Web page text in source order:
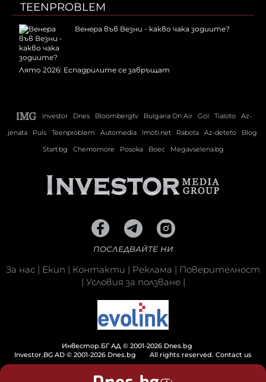
TEENPROBLEM
Венера във Везни - какво чака зодиите?
Лято 2026: Еспадрилите се завръщат
Investor Dnes Bloombergtv Bulgaria On Air Gol Tialoto
Az-
jenata
Puls Teenproblem Automedia Imoti.net Rabota Az-deteto
Blog
Start.bg
Chernomore Posoka Boec Megavselena.bg
ПОСЛЕДВАЙТЕ НИ
За нас | Екип | Контакти | Реклама | Поверителност
| Условия за ползване|
Инвестор.БГ АД © 2001-2026 Dnes.bg
Investor.BG AD © 2001-2026 Dnes.bg
All rights reserved. Contact us